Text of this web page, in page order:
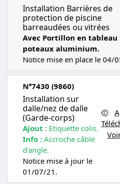
Installation Barrières de
protection de piscine
barreaudées ou vitrées
Avec Portillon en tableau
poteaux aluminium.
Notice mise en place le 04/
N°7430 (9860)
Installation sur
dalle/nez de dalle
(Garde-corps)
Ajout : Etiquette colis.
Info : Accroche câble
d'angle.
Notice mise à jour le
01/07/21.